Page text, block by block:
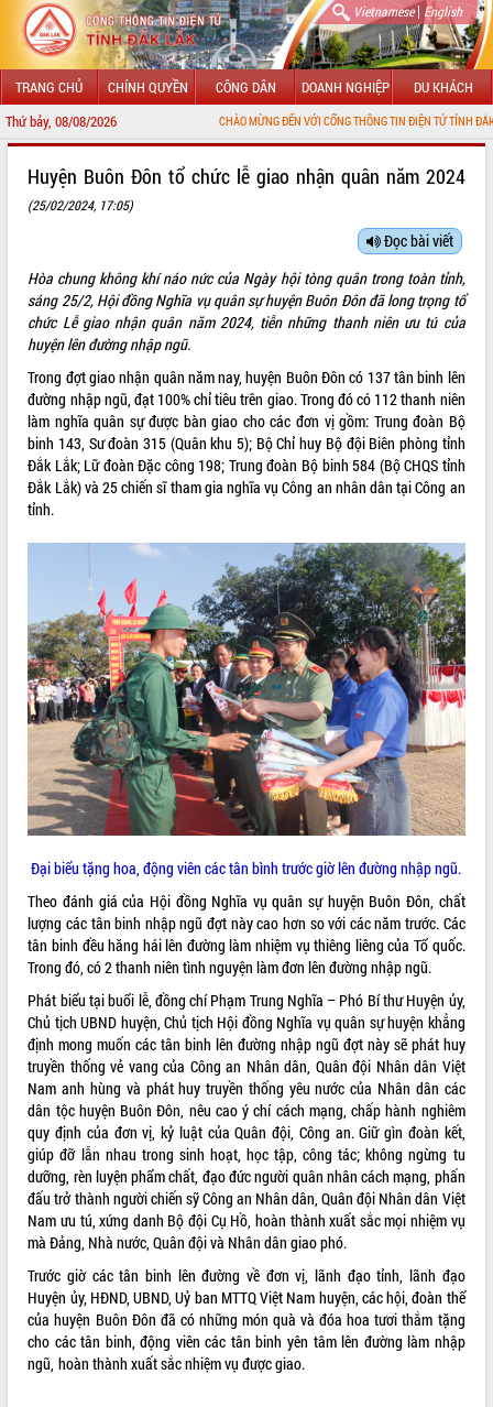
Vietnamese| English
TRANG CHỦ CHÍNH QUYỀN CÔNG DÂN DOANH NGHIỆP DU KHÁCH
Thứ bảy, 08/08/2026 CHÀO MỪNG ĐẾN VỚI CỔNG THÔNG TIN ĐIỆN TỬ TỈNH ĐẮK LẮK
LÃNH ĐẠO UBND TỈNH
SỞ, BAN, NGÀNH
UBND CÁC XÃ, PHƯỜNG
THÔNG TIN CHỈ ĐẠO ĐIỀU HÀNH
HỆ THỐNG VĂN BẢN
VĂN BẢN HĐND TỈNH
VIDEO
Không có file video nào để phát.
ALBUM ẢNH
LIÊN KẾT WEB
Huyện Buôn Đôn tổ chức lễ giao nhận quân năm 2024
(25/02/2024, 17:05)
Đọc bài viết
Hòa chung không khí náo nức của Ngày hội tòng quân trong toàn tỉnh,
sáng 25/2, Hội đồng Nghĩa vụ quân sự huyện Buôn Đôn đã long trọng tổ
chức Lễ giao nhận quân năm 2024, tiễn những thanh niên ưu tú của
huyện lên đường nhập ngũ.
Trong đợt giao nhận quân năm nay, huyện Buôn Đôn có 137 tân binh lên
đường nhập ngũ, đạt 100% chỉ tiêu trên giao. Trong đó có 112 thanh niên
làm nghĩa quân sự được bàn giao cho các đơn vị gồm: Trung đoàn Bộ
binh 143, Sư đoàn 315 (Quân khu 5); Bộ Chỉ huy Bộ đội Biên phòng tỉnh
Đắk Lắk; Lữ đoàn Đặc công 198; Trung đoàn Bộ binh 584 (Bộ CHQS tỉnh
Đắk Lắk) và 25 chiến sĩ tham gia nghĩa vụ Công an nhân dân tại Công an
tỉnh.
Đại biểu tặng hoa, động viên các tân bình trước giờ lên đường nhập ngũ.
Theo đánh giá của Hội đồng Nghĩa vụ quân sự huyện Buôn Đôn, chất
lượng các tân binh nhập ngũ đợt này cao hơn so với các năm trước. Các
tân binh đều hăng hái lên đường làm nhiệm vụ thiêng liêng của Tổ quốc.
Trong đó, có 2 thanh niên tình nguyện làm đơn lên đường nhập ngũ.
Phát biểu tại buổi lễ, đồng chí Phạm Trung Nghĩa – Phó Bí thư Huyện ủy,
Chủ tịch UBND huyện, Chủ tịch Hội đồng Nghĩa vụ quân sự huyện khẳng
định mong muốn các tân binh lên đường nhập ngũ đợt này sẽ phát huy
truyền thống vẻ vang của Công an Nhân dân, Quân đội Nhân dân Việt
Nam anh hùng và phát huy truyền thống yêu nước của Nhân dân các
dân tộc huyện Buôn Đôn, nêu cao ý chí cách mạng, chấp hành nghiêm
quy định của đơn vị, kỷ luật của Quân đội, Công an. Giữ gìn đoàn kết,
giúp đỡ lẫn nhau trong sinh hoạt, học tập, công tác; không ngừng tu
dưỡng, rèn luyện phẩm chất, đạo đức người quân nhân cách mạng, phấn
đấu trở thành người chiến sỹ Công an Nhân dân, Quân đội Nhân dân Việt
Nam ưu tú, xứng danh Bộ đội Cụ Hồ, hoàn thành xuất sắc mọi nhiệm vụ
mà Đảng, Nhà nước, Quân đội và Nhân dân giao phó.
Trước giờ các tân binh lên đường về đơn vị, lãnh đạo tỉnh, lãnh đạo
Huyện ủy, HĐND, UBND, Uỷ ban MTTQ Việt Nam huyện, các hội, đoàn thể
của huyện Buôn Đôn đã có những món quà và đóa hoa tươi thắm tặng
cho các tân binh, động viên các tân binh yên tâm lên đường làm nhập
ngũ, hoàn thành xuất sắc nhiệm vụ được giao.